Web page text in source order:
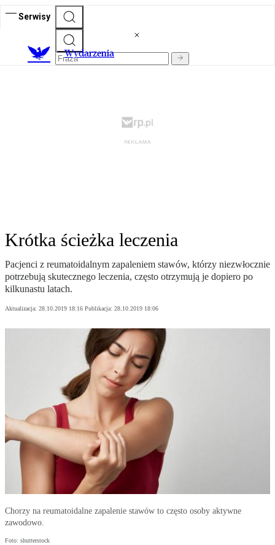
Serwisy
Wydarzenia
Krótka ścieżka leczenia
Pacjenci z reumatoidalnym zapaleniem stawów, którzy niezwłocznie
potrzebują skutecznego leczenia, często otrzymują je dopiero po
kilkunastu latach.
Aktualizacja: 28.10.2019 18:16 Publikacja: 28.10.2019 18:06
Chorzy na reumatoidalne zapalenie stawów to często osoby aktywne
zawodowo.
Foto: shutterstock